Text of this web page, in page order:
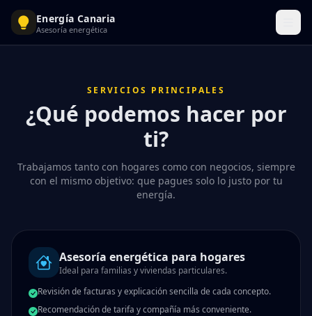
Energía Canaria
Asesoría energética
SERVICIOS PRINCIPALES
¿Qué podemos hacer por
ti?
Trabajamos tanto con hogares como con negocios, siempre
con el mismo objetivo: que pagues solo lo justo por tu
energía.
Asesoría energética para hogares
Ideal para familias y viviendas particulares.
Revisión de facturas y explicación sencilla de cada concepto.
Recomendación de tarifa y compañía más conveniente.